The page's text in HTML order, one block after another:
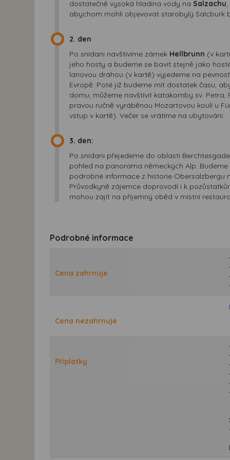
dostatečně vysoká hladina vody na Salzachu,
abychom mohli objevovat starobylý Salcburk
2. den
Po snídani navštívíme zámek Hellbrunn (v
jeho hosty a budeme se bavit stejně jako
lanovou dráhou (v kartě) vyjedeme na
Evropě. Poté již budeme mít dostatek času,
domu, můžeme navštívit katakomby sv. Petra,
pravou ručně vyráběnou Mozartovou koulí u
vstup v kartě). Večer se vrátíme na ubytování.
3. den:
Po snídani přejedeme do oblasti
pohled na panorama německých Alp.
podrobné informace z historie Obersalzbergu
Průvodkyně zájemce doprovodí i k
mohou zajít na příjemný oběd v místní
Podrobné informace
Cena zahrnuje
Cena nezahrnuje
Příplatky